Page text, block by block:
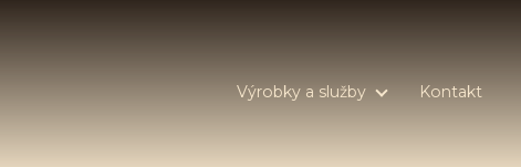
Výrobky a služby Kontakt